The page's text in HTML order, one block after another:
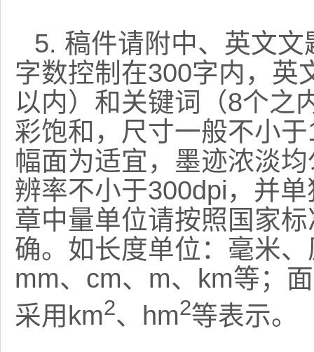
5. 稿件请附中、英文
字数控制在300字内，英
以内）和关键词（8个之
彩饱和，尺寸一般不小于
幅面为适宜，墨迹浓淡
辨率不小于300dpi，并
章中量单位请按照国家
确。如长度单位：毫米
mm、 cm、 m、 km等；
采用 km2、 hm2等表示。